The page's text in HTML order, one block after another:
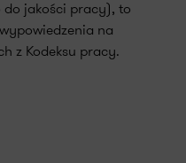
jakości pracy), to
na
z Kodeksu pracy.